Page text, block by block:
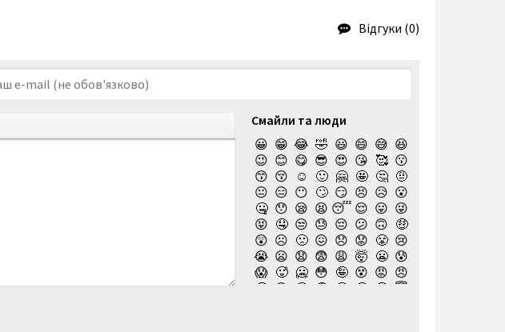
Відгуки (0)
Смайли та люди
😀 😁 😂 🤣 😃 😄 😅 😆
😉 😊 😋 😎 😍 😘 🥰 😗
😙 😚 ☺️ 🙂 🤗 🤩 🤔 🤨
😐 😑 😶 🙄 😏 😣 😥 😮
🤐 😯 😪 😫 😴 😌 😛 😜
😝 🤤 😒 😓 😔 😕 🙃 🤑
😲 ☹️ 🙁 😖 😞 😟 😤 😢
😭 😦 😧 😨 😩 🤯 😬 😰
😱 🥵 🥶 😳 🤪 😵 😡 😠
🤬
😷 🤒 🤕 🤢 🤮 🤧 😇